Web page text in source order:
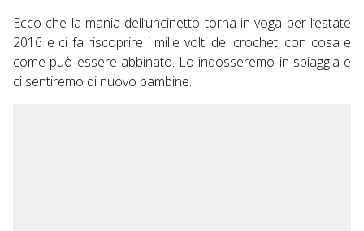
Ecco che la mania dell’uncinetto torna in voga per l’estate
2016 e ci fa riscoprire i mille volti del crochet, con cosa e
come può essere abbinato. Lo indosseremo in spiaggia e
ci sentiremo di nuovo bambine.